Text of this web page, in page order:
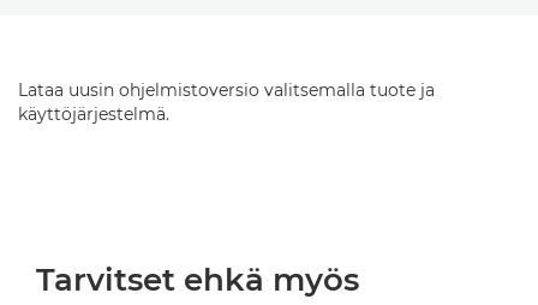
Lataa uusin ohjelmistoversio valitsemalla tuote ja
käyttöjärjestelmä.
Tarvitset ehkä myös